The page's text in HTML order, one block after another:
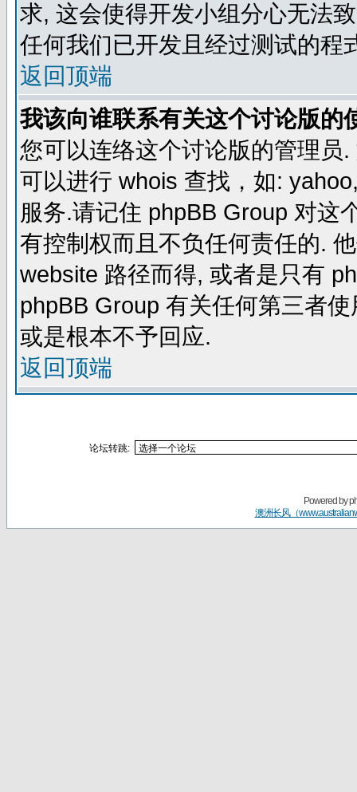
求, 这会使得开发小组分心无法
任何我们已开发且经过测试的程
返回顶端
我该向谁联系有关这个讨论版的
您可以连络这个讨论版的管理员
可以进行 whois 查找，如:
服务.请记住 phpBB Group 对这
有控制权而且不负任何责任的.
website 路径而得, 或者是只有
phpBB Group 有关任何第三者
或是根本不予回应.
返回顶端
论坛转跳:
Powered by
澳洲长风（